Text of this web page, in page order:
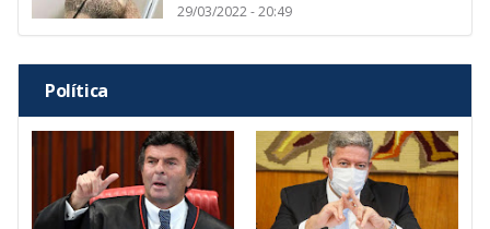
29/03/2022 - 20:49
Política